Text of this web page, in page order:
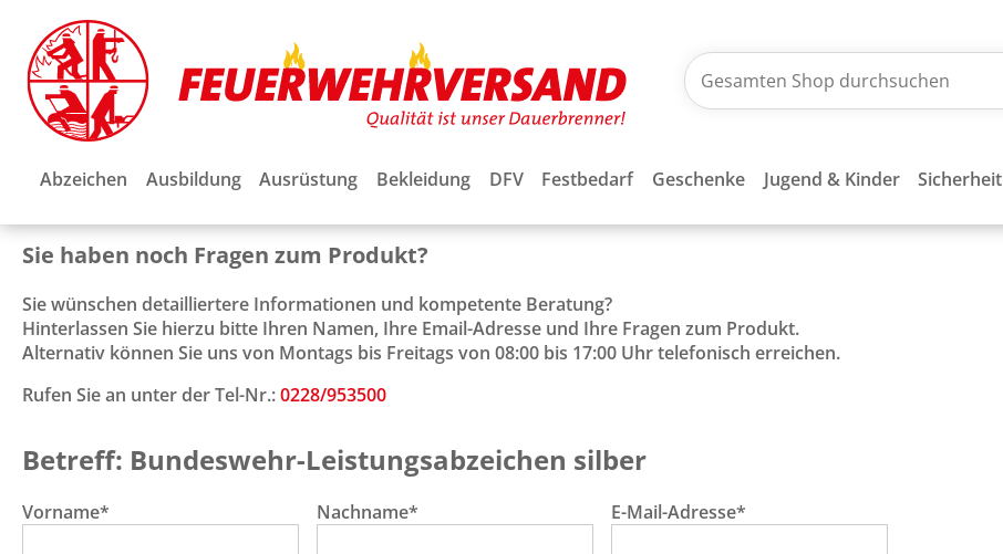
Abzeichen Ausbildung Ausrüstung Bekleidung DFV Festbedarf Geschenke Jugend & Kinder Sicherheit
Sie haben noch Fragen zum Produkt?
Sie wünschen detailliertere Informationen und kompetente Beratung?
Hinterlassen Sie hierzu bitte Ihren Namen, Ihre Email-Adresse und Ihre Fragen zum Produkt.
Alternativ können Sie uns von Montags bis Freitags von 08:00 bis 17:00 Uhr telefonisch erreichen.
Rufen Sie an unter der Tel-Nr.:0228/953500
Betreff: Bundeswehr-Leistungsabzeichen silber
Vorname* Nachname* E-Mail-Adresse*